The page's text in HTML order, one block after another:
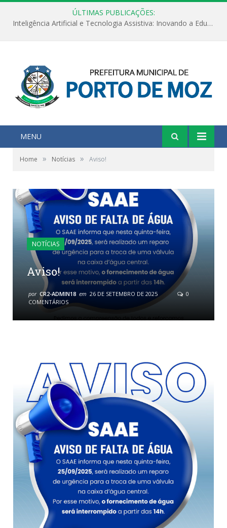
ÚLTIMAS PUBLICAÇÕES:
Inteligência Artificial e Tecnologia Assistiva: Inovando a Educação Especial e Inclusiva
MENU
Home » Notícias » Aviso!
NOTÍCIAS
Aviso!
por CR2-ADMIN18 em 26 DE SETEMBRO DE 2025
0
COMENTÁRIOS